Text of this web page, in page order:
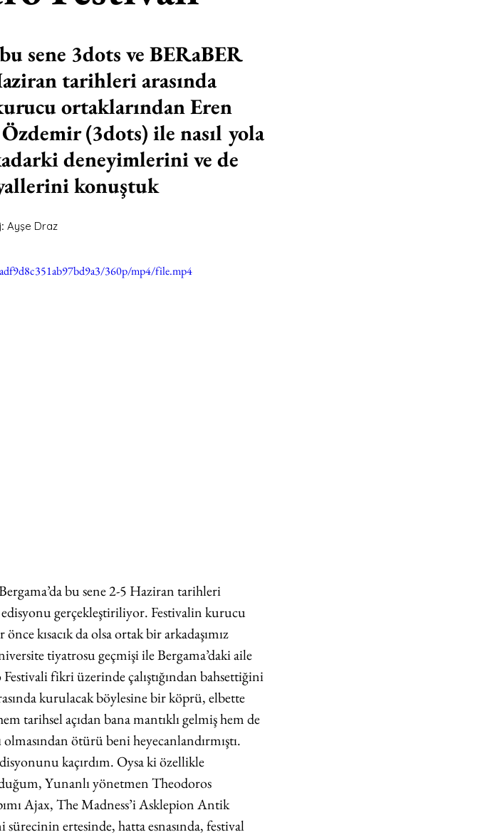
RESİM KIVRIM PARIS UNLIMITED
sene 3dots ve BERaBER
tarihleri arasında
ortaklarından Eren
(3dots) ile nasıl yola
deneyimlerini ve de
konuştuk
Ayşe Draz
360p/mp4/file.mp4
bu sene 2-5 Haziran tarihleri
gerçekleştiriliyor. Festivalin kurucu
kısacık da olsa ortak bir arkadaşımız
tiyatrosu geçmişi ile Bergama’daki aile
fikri üzerinde çalıştığından bahsettiğini
kurulacak böylesine bir köprü, elbette
tarihsel açıdan bana mantıklı gelmiş hem de
ötürü beni heyecanlandırmıştı.
kaçırdım. Oysa ki özellikle
Yunanlı yönetmen Theodoros
Ajax, The Madness’i Asklepion Antik
ertesinde, hatta esnasında, festival